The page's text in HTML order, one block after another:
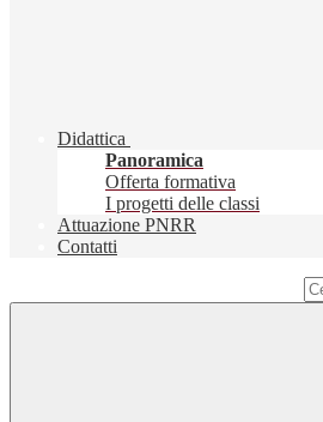
Didattica
Panoramica
Offerta formativa
I progetti delle classi
Attuazione PNRR
Contatti